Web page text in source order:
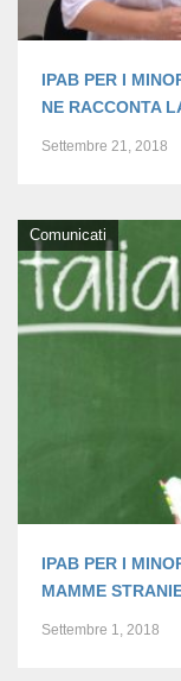
IPAB PER I
NE RACCONTA
Settembre 21, 2018
Comunicati
IPAB PER I
MAMME
Settembre 1, 2018